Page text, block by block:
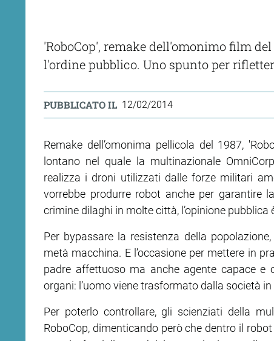
'RoboCop', remake dell'omonimo film
l'ordine pubblico. Uno spunto per
PUBBLICATO IL 12/02/2014
Remake dell’omonima pellicola del 1987,
lontano nel quale la multinazionale
realizza i droni utilizzati dalle forze militari
vorrebbe produrre robot anche per garantire
crimine dilaghi in molte città, l’opinione pubblica
Per bypassare la resistenza della
metà macchina. E l’occasione per mettere in
padre affettuoso ma anche agente capace e
organi: l’uomo viene trasformato dalla società in
Per poterlo controllare, gli scienziati della
RoboCop, dimenticando però che dentro il